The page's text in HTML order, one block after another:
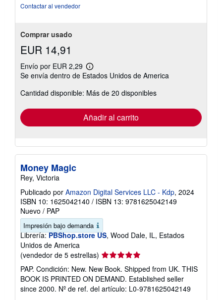
Contactar al vendedor
Comprar usado
EUR 14,91
Envío por EUR 2,29
Más
información
las
envío
Se envía dentro de Estados Unidos de America
Cantidad disponible: Más de 20 disponibles
Añadir al carrito
Money Magic
Rey, Victoria
Publicado por Amazon Digital Services LLC - Kdp, 2024
ISBN 10: 1625042140 / ISBN 13: 9781625042149
Nuevo / PAP
Impresión bajo demanda
Librería: PBShop.store US, Wood Dale, IL, Estados
Unidos de America
(vendedor de 5 estrellas) Calificación
del
vendedor:
5
de
PAP. Condición: New. New Book. Shipped from UK. THIS
BOOK IS PRINTED ON DEMAND. Established seller
since 2000. Nº de ref. del artículo: L0-9781625042149